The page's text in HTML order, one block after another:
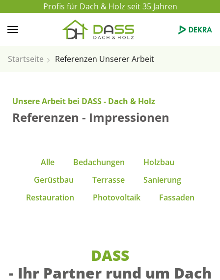
Profis für Dach & Holz seit 35 Jahren
Startseite Referenzen Unserer Arbeit
Unsere Arbeit bei DASS - Dach & Holz
Referenzen - Impressionen
Alle Bedachungen
Holzbau
Gerüstbau
Terrasse
Sanierung
Restauration
Photovoltaik Fassaden
DASS
- Ihr Partner rund um Dach